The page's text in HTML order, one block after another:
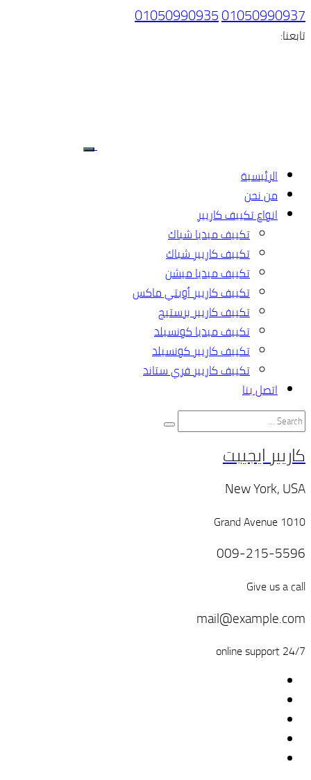
01050990937
01050990935
تابعنا:
الرئيسية
من نحن
انواع تكييف كاريير
تكييف ميديا شباك
تكييف كاريير شباك
تكييف ميديا ميشن
تكييف كاريير أوبتي ماكس
تكييف كاريير برستيج
تكييف ميديا كونسيلد
تكييف كاريير كونسيلد
تكييف كاريير فري ستاند
اتصل بنا
كاريير ايجيبت
New York, USA
1010 Grand Avenue
009-215-5596
Give us a call
mail@example.com
24/7 online support